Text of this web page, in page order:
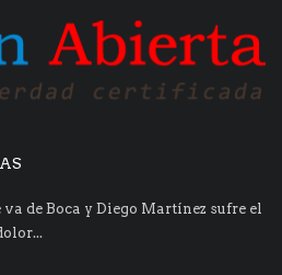
va de Boca y Diego Martínez sufre el